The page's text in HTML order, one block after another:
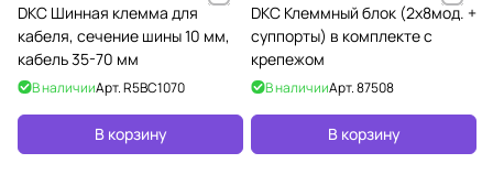
DKC Шинная клемма для
кабеля, сечение шины 10 мм,
кабель 35-70 мм
В наличииАрт.R5BC1070
В корзину
DKC Клеммный блок (2х8мод. +
суппорты) в комплекте с
крепежом
В наличииАрт.87508
В корзину